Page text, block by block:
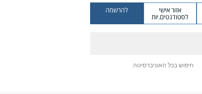
אזור אישי
לסטודנטים.יות
להרשמה
חיפוש בכל האוניברסיטה